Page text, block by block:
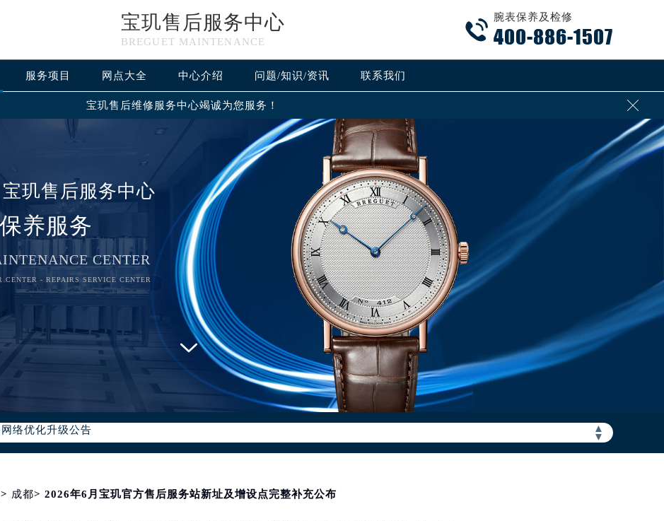
宝玑售后服务中心
BREGUET MAINTENANCE

腕表保养及检修
400-886-1507
服务项目 网点大全 中心介绍 问题/知识/资讯 联系我们
宝玑售后维修服务中心竭诚为您服务！ 
宝玑售后服务中心
养服务
CENTER
CENTER - REPAIRS SERVICE CENTER
▲
▼
络优化升级公告
服务热线：400-886-1507
1507，服务覆盖中国大陆、香港、澳门、台湾全部区域（非大陆需加拨“+86”）
华熙国际中心写字楼D座11层1102室（北京总部）（需提前预约）
> 成都> 2026年6月宝玑官方售后服务站新址及增设点完整补充公布